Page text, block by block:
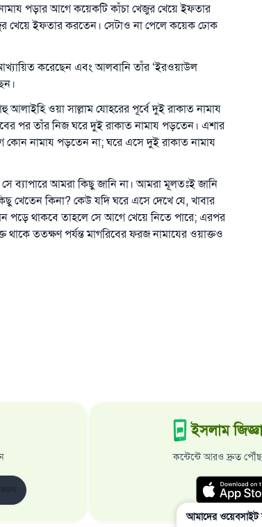
নামায পড়ার আগে কয়েকটি কাঁচা খেজুর খেয়ে ইফতার
খেয়ে ইফতার করতেন। সেটাও না পেলে কয়েক ঢোক
আখ্যায়িত করেছেন এবং আলবানি তাঁর ‘ইরওয়াউল
আলাইহি ওয়া সাল্লাম যোহরের পূর্বে দুই রাকাত নামায
পর তাঁর নিজ ঘরে দুই রাকাত নামায পড়তেন। এশার
নামায পড়তেন না; ঘরে এসে দুই রাকাত নামায
সে ব্যাপারে আমরা কিছু জানি না। আমরা মূলতঃই জানি
খেতেন কিনা? কেউ যদি ঘরে এসে দেখে যে, খাবার
পড়ে থাকবে তাহলে সে আগে খেয়ে নিতে পারে; এরপর
থাকে ততক্ষণ পর্যন্ত মাগরিবের ফরজ নামাযের ওয়াক্তও
ইসলাম
কন্টেন্টে আরও দ্রুত
বিবাহ রক্ষা করেছিল।
সহযোগিতা করুন
ওয়া সাল্লাম বলেছেন
সৎকর্মকারীর সমান সওয়াব পাবে
১৮৯৩)
হোন
আমাদের ওয়েবসাইট